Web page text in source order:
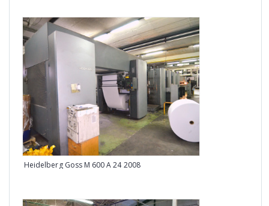
Heidelberg Goss M 600 A 24 2008